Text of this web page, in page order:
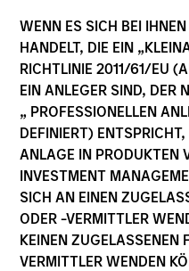
WENN ES SICH BEI
HANDELT, DIE EIN
RICHTLINIE 2011/61/EU
EIN ANLEGER SIND, DER
„ PROFESSIONELLEN
DEFINIERT)
ANLAGE IN PRODUKTEN
INVESTMENT
SICH AN EINEN
ODER -VERMITTLER
KEINEN ZUGELASSENEN
VERMITTLER WENDEN
Aktien
Teams